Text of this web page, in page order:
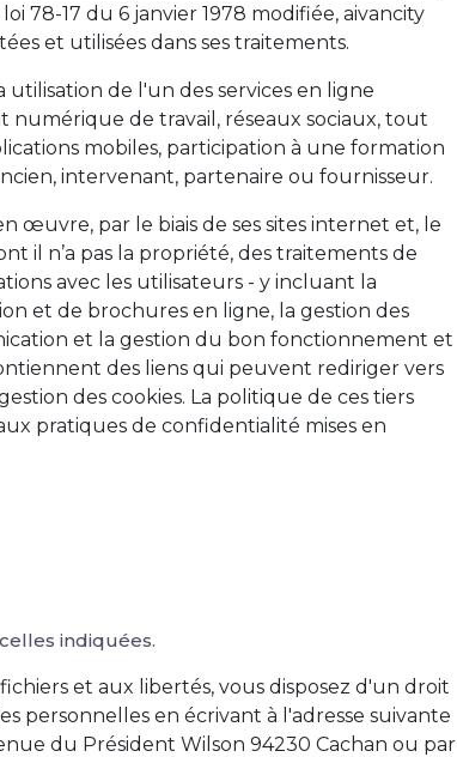
78-17 du 6 janvier 1978 modifiée, aivancity
et utilisées dans ses traitements.
de l'un des services en ligne
numérique de travail, réseaux sociaux, tout
mobiles, participation à une formation
intervenant, partenaire ou fournisseur.
œuvre, par le biais de ses sites internet et, le
il n’a pas la propriété, des traitements de
avec les utilisateurs - y incluant la
et de brochures en ligne, la gestion des
et la gestion du bon fonctionnement et
des liens qui peuvent rediriger vers
des cookies. La politique de ces tiers
pratiques de confidentialité mises en
indiquées.
et aux libertés, vous disposez d'un droit
personnelles en écrivant à l'adresse suivante
du Président Wilson 94230 Cachan ou par